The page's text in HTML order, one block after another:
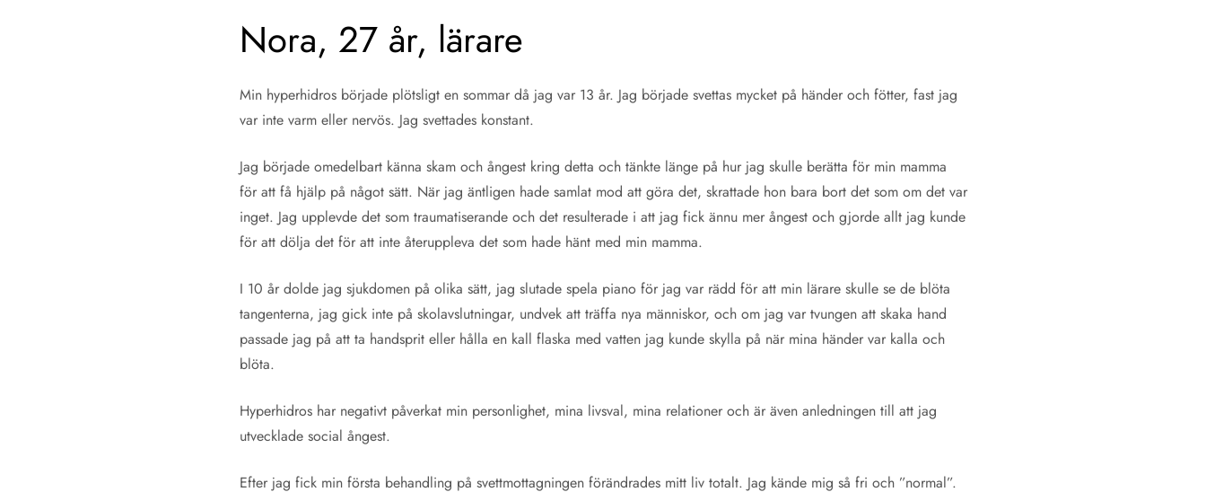
Nora, 27 år, lärare
Min hyperhidros började plötsligt en sommar då jag var 13 år. Jag började svettas mycket på händer och fötter, fast jag
var inte varm eller nervös. Jag svettades konstant.
Jag började omedelbart känna skam och ångest kring detta och tänkte länge på hur jag skulle berätta för min mamma
för att få hjälp på något sätt. När jag äntligen hade samlat mod att göra det, skrattade hon bara bort det som om det var
inget. Jag upplevde det som traumatiserande och det resulterade i att jag fick ännu mer ångest och gjorde allt jag kunde
för att dölja det för att inte återuppleva det som hade hänt med min mamma.
I 10 år dolde jag sjukdomen på olika sätt, jag slutade spela piano för jag var rädd för att min lärare skulle se de blöta
tangenterna, jag gick inte på skolavslutningar, undvek att träffa nya människor, och om jag var tvungen att skaka hand
passade jag på att ta handsprit eller hålla en kall flaska med vatten jag kunde skylla på när mina händer var kalla och
blöta.
Hyperhidros har negativt påverkat min personlighet, mina livsval, mina relationer och är även anledningen till att jag
utvecklade social ångest.
Efter jag fick min första behandling på svettmottagningen förändrades mitt liv totalt. Jag kände mig så fri och ”normal”.